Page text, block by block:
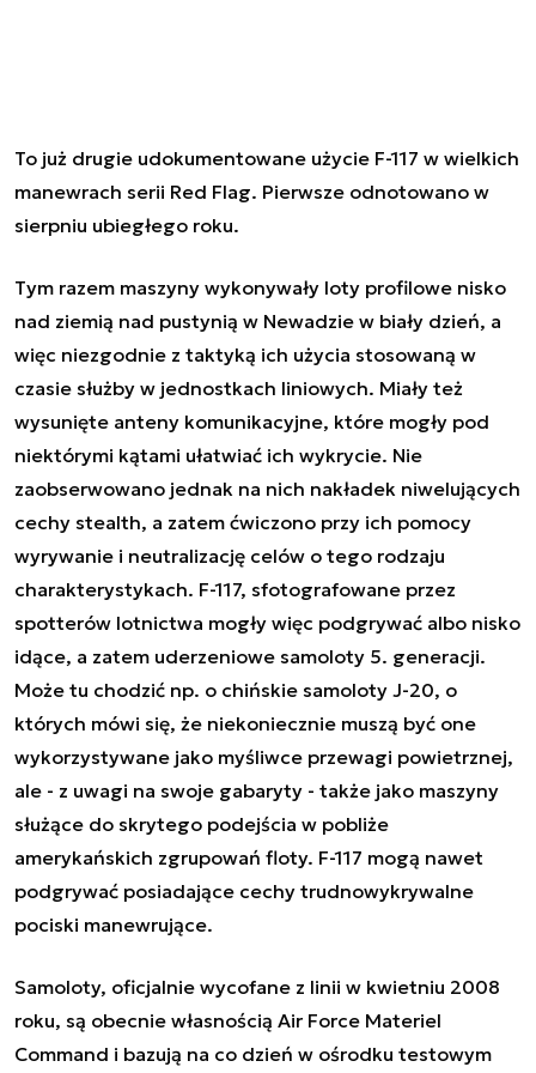
To już drugie udokumentowane użycie F-117 w wielkich
manewrach serii Red Flag. Pierwsze odnotowano w
sierpniu ubiegłego roku.
Tym razem maszyny wykonywały loty profilowe nisko
nad ziemią nad pustynią w Newadzie w biały dzień, a
więc niezgodnie z taktyką ich użycia stosowaną w
czasie służby w jednostkach liniowych. Miały też
wysunięte anteny komunikacyjne, które mogły pod
niektórymi kątami ułatwiać ich wykrycie. Nie
zaobserwowano jednak na nich nakładek niwelujących
cechy stealth, a zatem ćwiczono przy ich pomocy
wyrywanie i neutralizację celów o tego rodzaju
charakterystykach. F-117, sfotografowane przez
spotterów lotnictwa mogły więc podgrywać albo nisko
idące, a zatem uderzeniowe samoloty 5. generacji.
Może tu chodzić np. o chińskie samoloty J-20, o
których mówi się, że niekoniecznie muszą być one
wykorzystywane jako myśliwce przewagi powietrznej,
ale - z uwagi na swoje gabaryty - także jako maszyny
służące do skrytego podejścia w pobliże
amerykańskich zgrupowań floty. F-117 mogą nawet
podgrywać posiadające cechy trudnowykrywalne
pociski manewrujące.
Samoloty, oficjalnie wycofane z linii w kwietniu 2008
roku, są obecnie własnością Air Force Materiel
Command i bazują na co dzień w ośrodku testowym